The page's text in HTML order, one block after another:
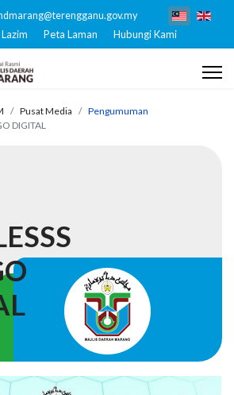
Peta Laman Hubungi Kami
Pusat Media
Pengumuman
DIGITAL